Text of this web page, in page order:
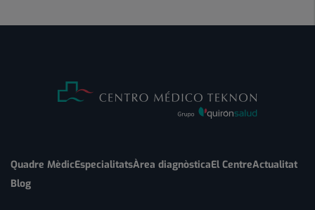
Quadre MèdicEspecialitatsÀrea diagnòsticaEl CentreActualitat
Blog